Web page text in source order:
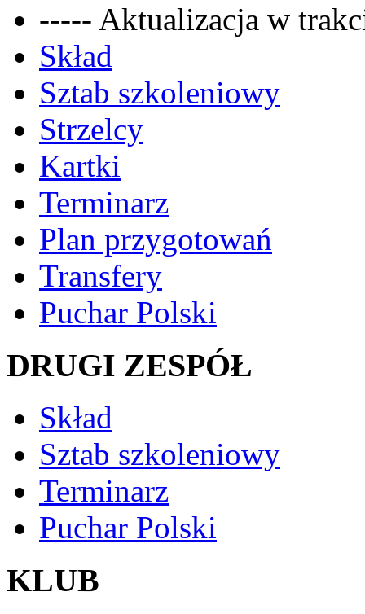
----- Aktualizacja w
Skład
Sztab szkoleniowy
Strzelcy
Kartki
Terminarz
Plan przygotowań
Transfery
Puchar Polski
DRUGI ZESPÓŁ
Skład
Sztab szkoleniowy
Terminarz
Puchar Polski
KLUB